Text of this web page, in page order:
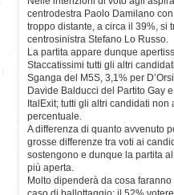
centrodestra Paolo Damilano
troppo distante, a circa il 39%, si
centrosinistra Stefano Lo Russo.
La partita appare dunque
Staccatissimi tutti gli altri
Sganga del M5S, 3,1% per
Davide Balducci del Partito Gay
ItalExit; tutti gli altri candidati non
percentuale.
A differenza di quanto avvenuto
grosse differenze tra voti ai
sostengono e dunque la partita
più aperta.
Molto dipenderà da cosa